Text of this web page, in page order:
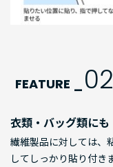
FEATURE _ 02
衣類・バッグ類にも
繊維製品に対しては、
してしっかり貼り付き